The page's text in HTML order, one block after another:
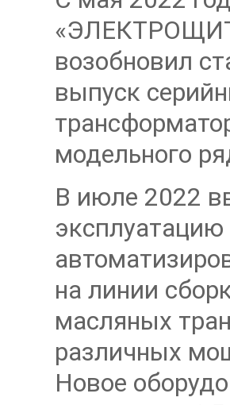
возобновил
выпуск
модельного
В июле 2022
эксплуатацию
на линии
масляных
различных
Новое